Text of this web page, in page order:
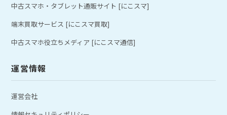
中古スマホ・タブレット通販サイト [にこスマ]
端末買取サービス [にこスマ買取]
中古スマホ役立ちメディア [にこスマ通信]
運営情報
運営会社